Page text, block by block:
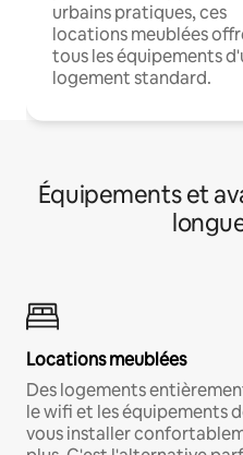
urbains pratiques, ces
locations meublées
tous les équipements
logement standard.
Équipements et
Locations meublées
Des logements
le wifi et les équipements
vous installer